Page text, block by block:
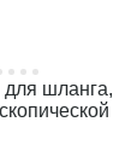
шланга,